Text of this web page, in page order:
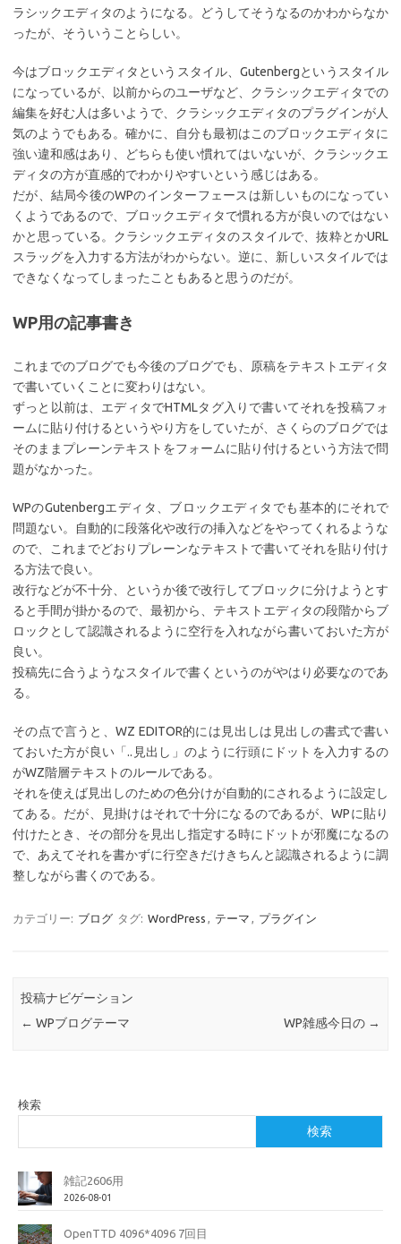
ラシックエディタのようになる。どうしてそうなるのかわからなか
ったが、そういうことらしい。
今はブロックエディタというスタイル、Gutenbergというスタイル
になっているが、以前からのユーザなど、クラシックエディタでの
編集を好む人は多いようで、クラシックエディタのプラグインが人
気のようでもある。確かに、自分も最初はこのブロックエディタに
強い違和感はあり、どちらも使い慣れてはいないが、クラシックエ
ディタの方が直感的でわかりやすいという感じはある。
だが、結局今後のWPのインターフェースは新しいものになってい
くようであるので、ブロックエディタで慣れる方が良いのではない
かと思っている。クラシックエディタのスタイルで、抜粋とかURL
スラッグを入力する方法がわからない。逆に、新しいスタイルでは
できなくなってしまったこともあると思うのだが。
WP用の記事書き
これまでのブログでも今後のブログでも、原稿をテキストエディタ
で書いていくことに変わりはない。
ずっと以前は、エディタでHTMLタグ入りで書いてそれを投稿フォ
ームに貼り付けるというやり方をしていたが、さくらのブログでは
そのままプレーンテキストをフォームに貼り付けるという方法で問
題がなかった。
WPのGutenbergエディタ、ブロックエディタでも基本的にそれで
問題ない。自動的に段落化や改行の挿入などをやってくれるような
ので、これまでどおりプレーンなテキストで書いてそれを貼り付け
る方法で良い。
改行などが不十分、というか後で改行してブロックに分けようとす
ると手間が掛かるので、最初から、テキストエディタの段階からブ
ロックとして認識されるように空行を入れながら書いておいた方が
良い。
投稿先に合うようなスタイルで書くというのがやはり必要なのであ
る。
その点で言うと、WZ EDITOR的には見出しは見出しの書式で書い
ておいた方が良い「..見出し」のように行頭にドットを入力するの
がWZ階層テキストのルールである。
それを使えば見出しのための色分けが自動的にされるように設定し
てある。だが、見掛けはそれで十分になるのであるが、WPに貼り
付けたとき、その部分を見出し指定する時にドットが邪魔になるの
で、あえてそれを書かずに行空きだけきちんと認識されるように調
整しながら書くのである。
カテゴリー: ブログ タグ: WordPress , テーマ , プラグイン
投稿ナビゲーション
← WPブログテーマ WP雑感今日の →
検索
検索
雑記2606用
2026-08-01
OpenTTD 4096*4096 7回目